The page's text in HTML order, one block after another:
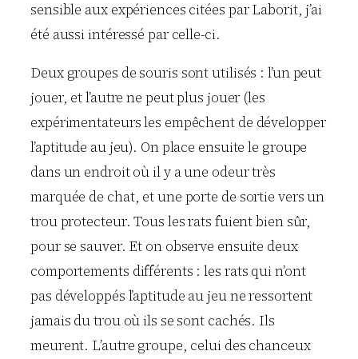
sensible aux expériences citées par Laborit, j’ai
été aussi intéressé par celle-ci.
Deux groupes de souris sont utilisés : l’un peut
jouer, et l’autre ne peut plus jouer (les
expérimentateurs les empêchent de développer
l’aptitude au jeu). On place ensuite le groupe
dans un endroit où il y a une odeur très
marquée de chat, et une porte de sortie vers un
trou protecteur. Tous les rats fuient bien sûr,
pour se sauver. Et on observe ensuite deux
comportements différents : les rats qui n’ont
pas développés l’aptitude au jeu ne ressortent
jamais du trou où ils se sont cachés. Ils
meurent. L’autre groupe, celui des chanceux